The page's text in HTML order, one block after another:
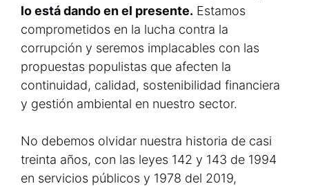
lo está dando en el presente. Estamos
comprometidos en la lucha contra la
corrupción y seremos implacables con las
propuestas populistas que afecten la
continuidad, calidad, sostenibilidad financiera
y gestión ambiental en nuestro sector.
No debemos olvidar nuestra historia de casi
treinta años, con las leyes 142 y 143 de 1994
en servicios públicos y 1978 del 2019,